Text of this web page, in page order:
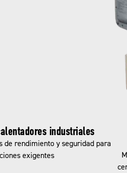
industriales
de rendimiento y seguridad para
exigentes